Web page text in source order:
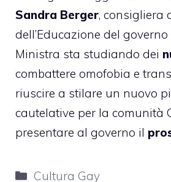
Sandra Berger, consigliera
dell’Educazione del
Ministra sta studiando dei
combattere omofobia e
riuscire a stilare un nuovo
cautelative per la comunità
presentare al governo il
Categorie
Cultura Gay